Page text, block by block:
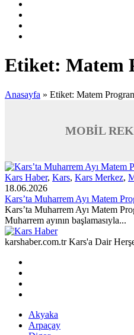
Etiket: Matem
Anasayfa » Etiket: Matem
MOBİL
Kars Haber, Kars, Kars Merkez,
18.06.2026
Kars’ta Muharrem Ayı Matem
Kars’ta Muharrem Ayı Matem
Muharrem ayının başlamasıyla...
karshaber.com.tr Kars'a Dair
Akyaka
Arpaçay